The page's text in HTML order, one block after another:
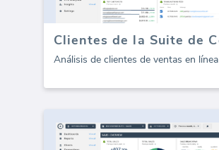
Análisis de clientes de ventas en línea